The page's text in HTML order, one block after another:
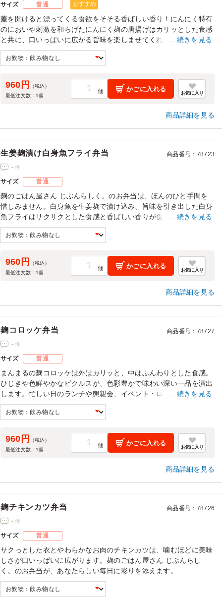
サイズ 普通 おすすめ
蓋を開けると漂ってくる食欲をそそる香ばしい香り！にんにく特有
のにおいや刺激を和らげたにんにく麹の唐揚げはカリッとした食感
と共に、口いっぱいに広がる旨味を楽しませてくれます。キャロッ
トラペや枝豆のペペロンチーノなど、こだわりの副菜とともにぜひ
お楽しみください。
続きを見る
960円
（税込）
最低注文数： 1個
かごに入れる
お気に入り
商品詳細を見る
生姜麹漬け白身魚フライ弁当 商品番号：78723
- 件
サイズ 普通
麹のごはん屋さん じぶんらしく。のお弁当は、ほんのひと手間を
惜しみません。白身魚を生姜麹で漬け込み、旨味を引き出した白身
魚フライはサクサクとした食感と香ばしい香りが食欲をそそりま
す。ひじきや赤キャベツのピクルスなど豊かな彩は、会議や社内懇
親ランチに最適です。
続きを見る
960円
（税込）
最低注文数： 1個
かごに入れる
お気に入り
商品詳細を見る
麹コロッケ弁当 商品番号：78727
- 件
サイズ 普通
まんまるの麹コロッケは外はカリッと、中はふんわりとした食感。
ひじきや色鮮やかなピクルスが、色彩豊かで味わい深い一品を演出
します。忙しい日のランチや懇親会、イベント・ロケ弁としてぜひ
ご賞味ください！
続きを見る
960円
（税込）
最低注文数： 1個
かごに入れる
お気に入り
商品詳細を見る
麹チキンカツ弁当 商品番号：78726
- 件
サイズ 普通
サクっとした衣とやわらかなお肉のチキンカツは、噛むほどに美味
しさが口いっぱいに広がります。麹のごはん屋さん じぶんらし
く。のお弁当が、あなたらしい毎日に彩りを添えます。